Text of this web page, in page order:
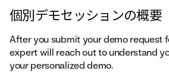
個別デモセッションの概要
After you submit your demo request
expert will reach out to understand
your personalized demo.